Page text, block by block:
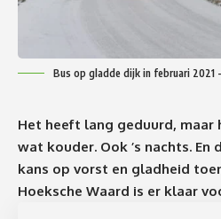
Bus op gladde dijk in februari 2021
Het heeft lang geduurd,
wat kouder. Ook ’s nachts.
kans op vorst en gladheid
Hoeksche Waard is er klaar